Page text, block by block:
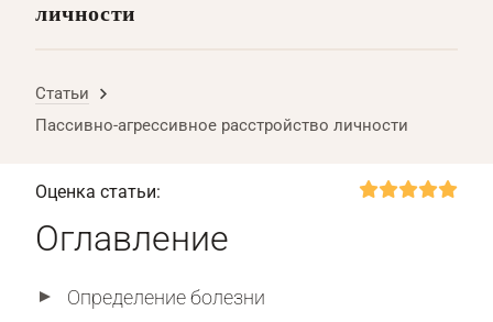
личности
Статьи
Пассивно-агрессивное расстройство личности
Оценка статьи:
Оглавление
Определение болезни